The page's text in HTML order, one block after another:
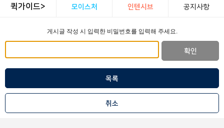
퀵가이드> 모이스처 인텐시브 공지사항
게시글 작성 시 입력한 비밀번호를 입력해 주세요.
확인
목록
취소